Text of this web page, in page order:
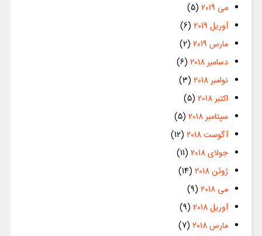
می 2019
(5)
آوریل 2019
(6)
مارس 2019
(2)
دسامبر 2018
(6)
نوامبر 2018
(3)
اکتبر 2018
(5)
سپتامبر 2018
(5)
آگوست 2018
(12)
جولای 2018
(11)
ژوئن 2018
(14)
می 2018
(9)
آوریل 2018
(9)
مارس 2018
(7)